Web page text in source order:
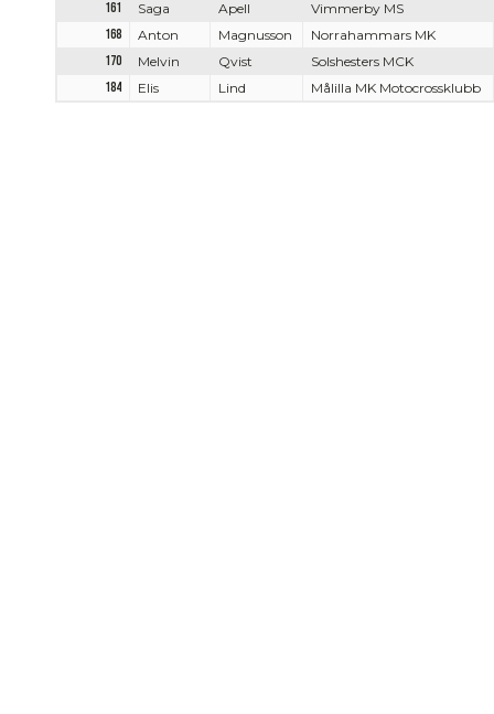
161
Saga Apell
Vimmerby MS
168
Anton Magnusson
Norrahammars MK
170
Melvin Qvist
Solshesters MCK
184
Elis Lind Målilla MK Motocrossklubb